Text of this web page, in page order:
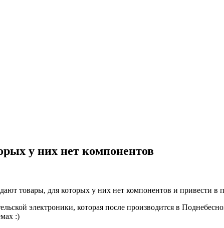
у них нет компонентов
товары, для которых у них нет компонентов и привести
электроники, которая после производится в
:)